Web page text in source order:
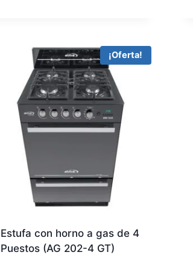
¡Oferta!
Estufa con horno a gas de 4
Puestos (AG 202-4 GT)